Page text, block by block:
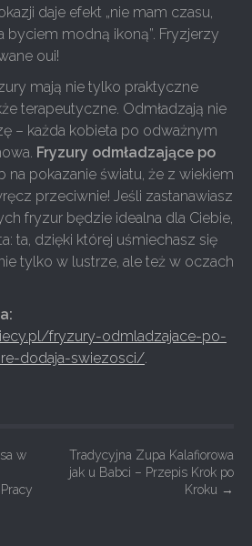
daje efekt „nie mam czasu,
byciem modną ikoną”. Fryzjerzy
oui!
mają nie tylko praktyczne
terapeutyczne. Odmładzają nie
– każda kobieta po odważnym
Fryzury odmładzające po
na pokazanie światu, że z wiekiem
przeciwnie! Jeśli zastanawiasz
fryzur będzie idealna dla Ciebie,
ta, dzięki której uśmiechasz się
tylko w lustrze, ale też w oczach
fryzury-odmladzajace-po-
dodaja-swiezosci/.
w
Tradycyjna Zupa Kalafiorowa
jak u Babci – Przepis Krok po
Kroku →